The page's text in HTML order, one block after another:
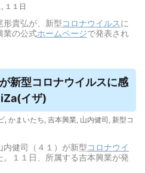
, １１日
形貴弘が、新型コロナウイルスに
業の公式ホームページで発表され
新型コロナウイルスに感
イザ)
, かまいたち, 吉本興業, 山内健司 , 新型コ
健司（４１）が新型コロナウイ
。１１日、所属する吉本興業が発